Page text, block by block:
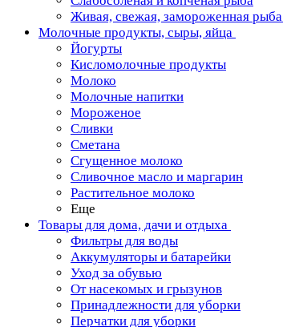
Живая, свежая, замороженная рыба
Молочные продукты, сыры, яйца
Йогурты
Кисломолочные продукты
Молоко
Молочные напитки
Мороженое
Сливки
Сметана
Сгущенное молоко
Сливочное масло и маргарин
Растительное молоко
Еще
Товары для дома, дачи и отдыха
Фильтры для воды
Аккумуляторы и батарейки
Уход за обувью
От насекомых и грызунов
Принадлежности для уборки
Перчатки для уборки